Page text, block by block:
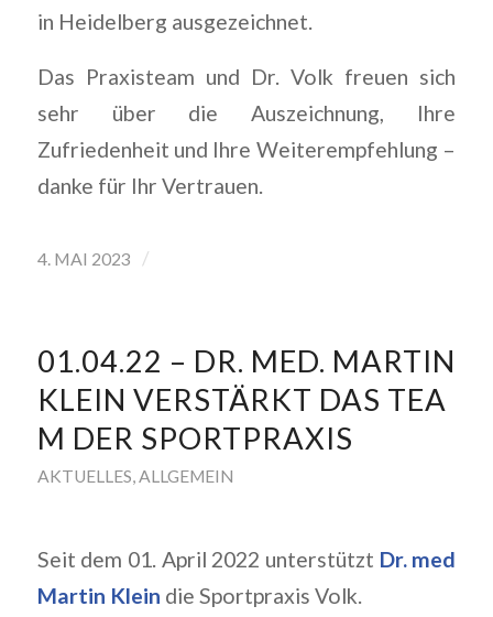
in Heidelberg ausgezeichnet.
Das Praxisteam und Dr. Volk freuen sich
sehr über die Auszeichnung, Ihre
Zufriedenheit und Ihre Weiterempfehlung –
danke für Ihr Vertrauen.
4. MAI 2023 /
01.04.22 – DR. MED. MARTIN
KLEIN VERSTÄRKT DAS TEA
M DER SPORTPRAXIS
AKTUELLES,ALLGEMEIN
Seit dem 01. April 2022 unterstützt Dr. med
Martin Klein die Sportpraxis Volk.